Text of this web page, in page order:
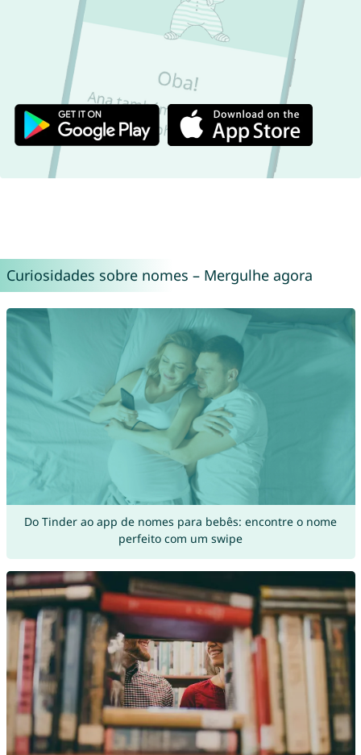
Curiosidades sobre nomes – Mergulhe agora
Do Tinder ao app de nomes para bebês: encontre o nome
perfeito com um swipe